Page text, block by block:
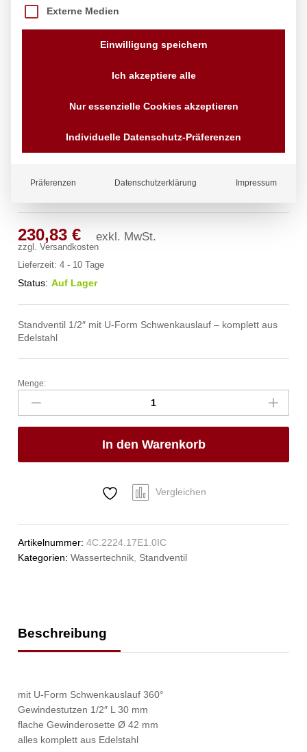
clamix Standventil 1/2″
230,83€ exkl. MwSt.
zzgl.Versandkosten
Lieferzeit:4 - 10 Tage
Status: Auf Lager
Standventil 1/2″ mit U-Form Schwenkauslauf – komplett aus
Edelstahl
clamix
Standventil
1/2"
Anzahl
Menge:
In den Warenkorb
Vergleichen
Artikelnummer:4C.2224.17E1.0IC
Kategorien:Wassertechnik, Standventil
Beschreibung
mit U-Form Schwenkauslauf 360°
Gewindestutzen 1/2″ L 30 mm
flache Gewinderosette Ø 42 mm
alles komplett aus Edelstahl
Externe Medien
Einwilligung speichern
Ich akzeptiere alle
Nur essenzielle Cookies akzeptieren
Individuelle Datenschutz-Präferenzen
Präferenzen Datenschutzerklärung Impressum